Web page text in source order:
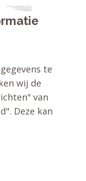
te
wij de
van
Deze kan